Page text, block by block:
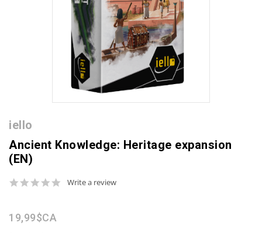
iello
Ancient Knowledge: Heritage expansion
(EN)
0.0
Write a review
19,99$CA